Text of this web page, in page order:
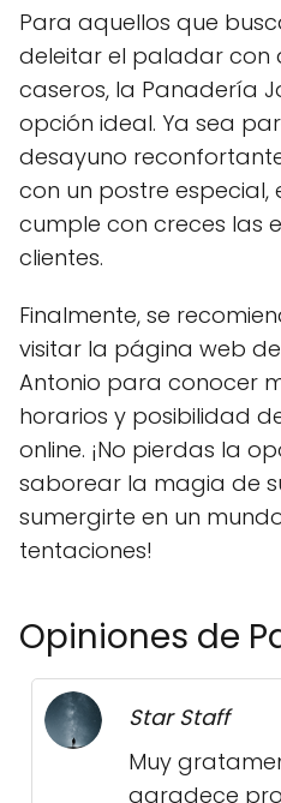
Para aquellos que
deleitar el paladar con
caseros, la Panadería
opción ideal. Ya sea
desayuno
con un postre especial,
cumple con creces las
clientes.
Finalmente, se
visitar la página web
Antonio para conocer
horarios y posibilidad
online. ¡No pierdas la
saborear la magia de
sumergirte en un
tentaciones!
Opiniones de
Star Staff
Muy
agradece